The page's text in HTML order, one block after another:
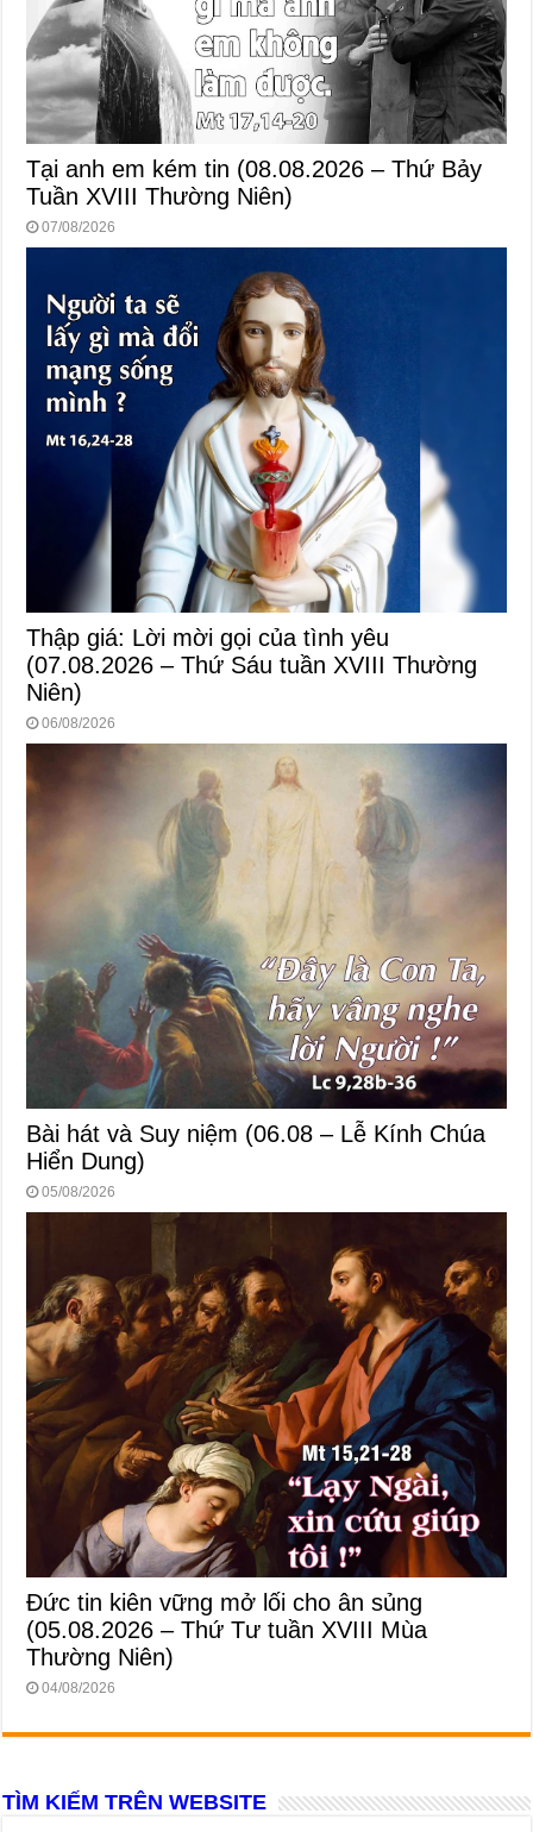
Tại anh em kém tin (08.08.2026 – Thứ Bảy
Tuần XVIII Thường Niên)
07/08/2026
Thập giá: Lời mời gọi của tình yêu
(07.08.2026 – Thứ Sáu tuần XVIII Thường
Niên)
06/08/2026
Bài hát và Suy niệm (06.08 – Lễ Kính Chúa
Hiển Dung)
05/08/2026
Đức tin kiên vững mở lối cho ân sủng
(05.08.2026 – Thứ Tư tuần XVIII Mùa
Thường Niên)
04/08/2026
TÌM KIẾM TRÊN WEBSITE